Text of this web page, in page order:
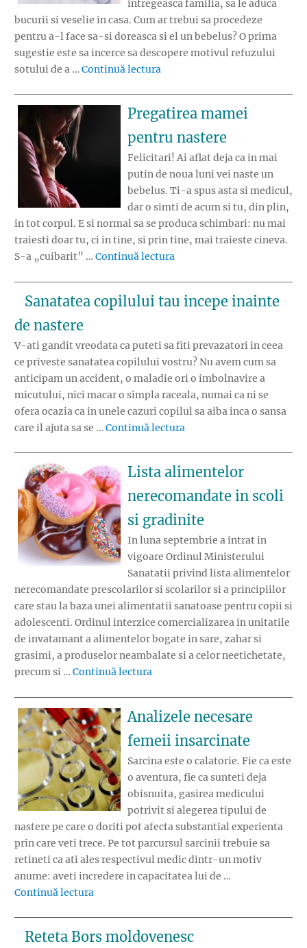
intregeasca familia, sa le aduca
bucurii si veselie in casa. Cum ar trebui sa procedeze
pentru a-l face sa-si doreasca si el un bebelus? O prima
sugestie este sa incerce sa descopere motivul refuzului
sotului de a … Continuă lectura
Pregatirea mamei
pentru nastere
Felicitari! Ai aflat deja ca in mai
putin de noua luni vei naste un
bebelus. Ti-a spus asta si medicul,
dar o simti de acum si tu, din plin,
in tot corpul. E si normal sa se produca schimbari: nu mai
traiesti doar tu, ci in tine, si prin tine, mai traieste cineva.
S-a „cuibarit” … Continuă lectura
Sanatatea copilului tau incepe inainte
de nastere
V-ati gandit vreodata ca puteti sa fiti prevazatori in ceea
ce priveste sanatatea copilului vostru? Nu avem cum sa
anticipam un accident, o maladie ori o imbolnavire a
micutului, nici macar o simpla raceala, numai ca ni se
ofera ocazia ca in unele cazuri copilul sa aiba inca o sansa
care il ajuta sa se … Continuă lectura
Lista alimentelor
nerecomandate in scoli
si gradinite
In luna septembrie a intrat in
vigoare Ordinul Ministerului
Sanatatii privind lista alimentelor
nerecomandate prescolarilor si scolarilor si a principiilor
care stau la baza unei alimentatii sanatoase pentru copii si
adolescenti. Ordinul interzice comercializarea in unitatile
de invatamant a alimentelor bogate in sare, zahar si
grasimi, a produselor neambalate si a celor neetichetate,
precum si … Continuă lectura
Analizele necesare
femeii insarcinate
Sarcina este o calatorie. Fie ca este
o aventura, fie ca sunteti deja
obisnuita, gasirea medicului
potrivit si alegerea tipului de
nastere pe care o doriti pot afecta substantial experienta
prin care veti trece. Pe tot parcursul sarcinii trebuie sa
retineti ca ati ales respectivul medic dintr-un motiv
anume: aveti incredere in capacitatea lui de …
Continuă lectura
Reteta Bors moldovenesc